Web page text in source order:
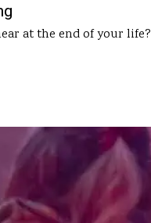
at the end of your life?